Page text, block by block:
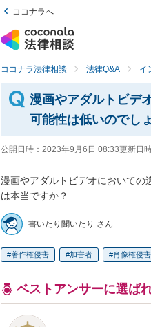
ココナラへ
ココナラ法律相談 法律Q&A イ
漫画やアダルトビデ
可能性は低いのでし
公開日時： 2023年9月6日 08:33更新日
漫画やアダルトビデオにおいての
は本当ですか？
書いたり聞いたり さん
著作権侵害 加害者 肖像権侵害
ベストアンサーに選ば